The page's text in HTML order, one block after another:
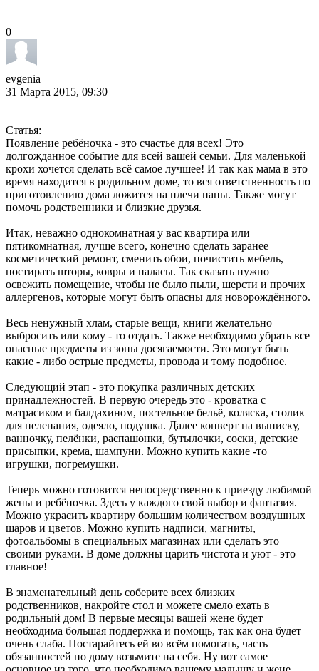
0
evgenia
31 Марта 2015, 09:30
Статья:
Появление ребёночка - это счастье для всех! Это
долгожданное событие для всей вашей семьи. Для маленькой
крохи хочется сделать всё самое лучшее! И так как мама в это
время находится в родильном доме, то вся ответственность по
приготовлению дома ложится на плечи папы. Также могут
помочь родственники и близкие друзья.
Итак, неважно однокомнатная у вас квартира или
пятикомнатная, лучше всего, конечно сделать заранее
косметический ремонт, сменить обои, почистить мебель,
постирать шторы, ковры и паласы. Так сказать нужно
освежить помещение, чтобы не было пыли, шерсти и прочих
аллергенов, которые могут быть опасны для новорождённого.
Весь ненужный хлам, старые вещи, книги желательно
выбросить или кому - то отдать. Также необходимо убрать все
опасные предметы из зоны досягаемости. Это могут быть
какие - либо острые предметы, провода и тому подобное.
Следующий этап - это покупка различных детских
принадлежностей. В первую очередь это - кроватка с
матрасиком и балдахином, постельное бельё, коляска, столик
для пеленания, одеяло, подушка. Далее конверт на выписку,
ванночку, пелёнки, распашонки, бутылочки, соски, детские
присыпки, крема, шампуни. Можно купить какие -то
игрушки, погремушки.
Теперь можно готовится непосредственно к приезду любимой
жены и ребёночка. Здесь у каждого свой выбор и фантазия.
Можно украсить квартиру большим количеством воздушных
шаров и цветов. Можно купить надписи, магниты,
фотоальбомы в специальных магазинах или сделать это
своими руками. В доме должны царить чистота и уют - это
главное!
В знаменательный день соберите всех близких
родственников, накройте стол и можете смело ехать в
родильный дом! В первые месяцы вашей жене будет
необходима большая поддержка и помощь, так как она будет
очень слаба. Постарайтесь ей во всём помогать, часть
обязанностей по дому возьмите на себя. Ну вот самое